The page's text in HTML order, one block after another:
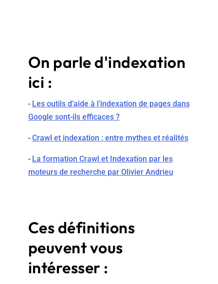
On parle d'indexation
ici :
- Les outils d’aide à l’indexation de pages dans
Google sont-ils efficaces ?
-Crawl et indexation : entre mythes et réalités
- La formation Crawl et Indexation par les
moteurs de recherche par Olivier Andrieu
Ces définitions
peuvent vous
intéresser :